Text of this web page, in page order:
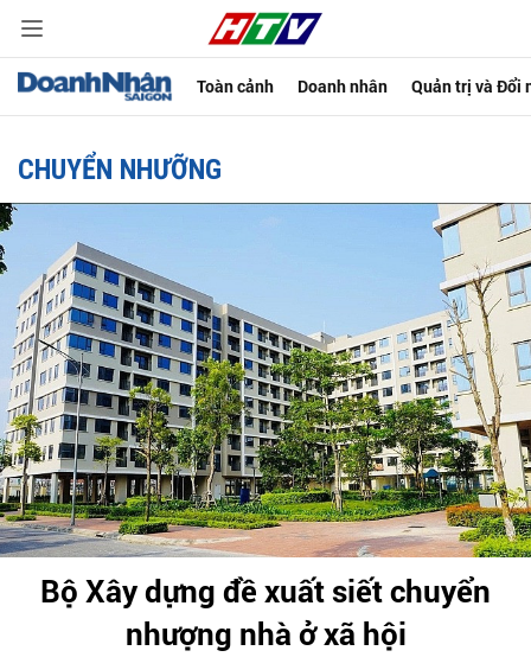
Toàn cảnh Doanh nhân Quản trị và Đổi
CHUYỂN NHƯỠNG
Bộ Xây dựng đề xuất siết chuyển
nhượng nhà ở xã hội